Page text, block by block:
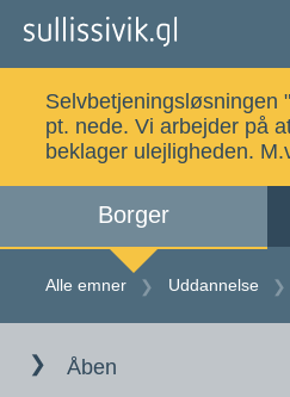
Alle emner
Selvbetjeningsløsningen
pt. nede. Vi arbejder på
beklager ulejligheden.
Borger
Alle emner Uddannelse
indholdet
Åben